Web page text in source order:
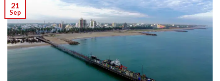
21
Sep